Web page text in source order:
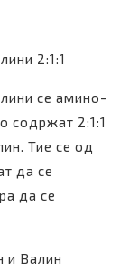
2:1:1
се амино-
содржат 2:1:1
Тие се од
да се
да се
и Валин